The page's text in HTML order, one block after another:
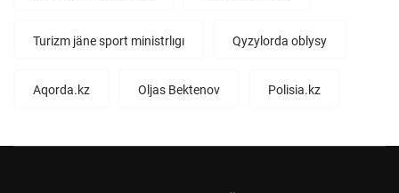
Turizm jäne sport ministrlıgı Qyzylorda oblysy
Aqorda.kz Oljas Bektenov Polisia.kz